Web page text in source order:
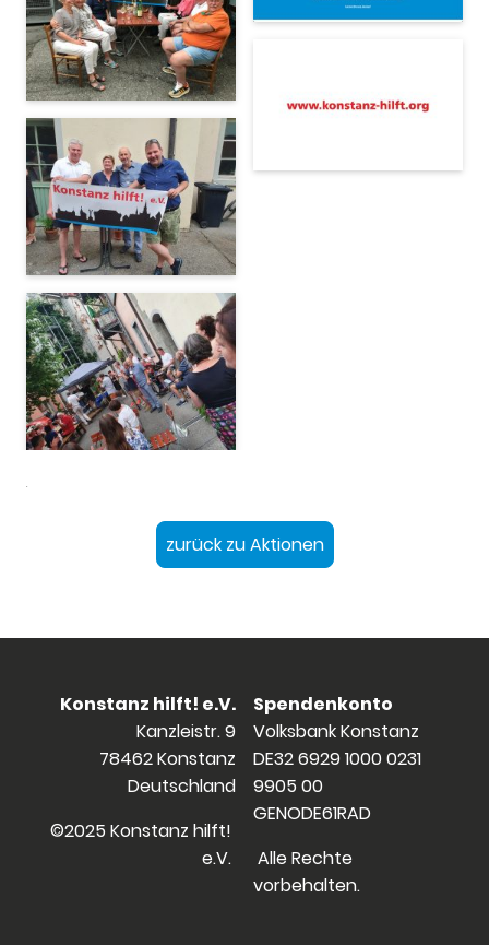
.
zurück zu Aktionen
Konstanz hilft! e.V.
Kanzleistr. 9
78462 Konstanz
Deutschland
©2025 Konstanz hilft!
e.V.
Spendenkonto
Volksbank Konstanz
DE32 6929 1000 0231
9905 00
GENODE61RAD
Alle Rechte
vorbehalten.